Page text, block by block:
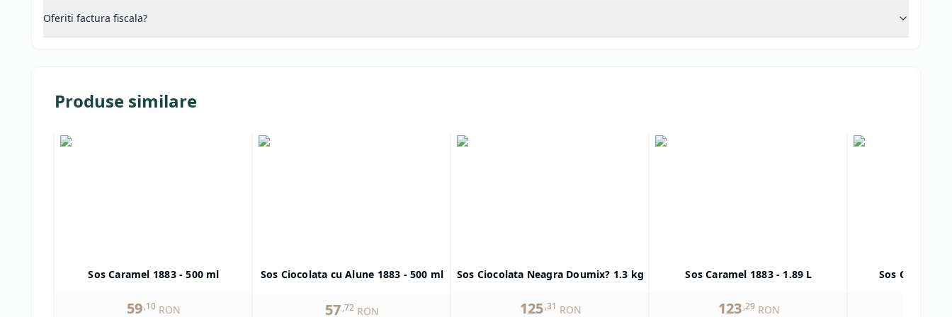
Oferiti factura fiscala?
Produse similare
Sos Caramel 1883 - 500 ml
59,10 RON
Sos Ciocolata cu Alune 1883 - 500 ml
57,72 RON
Sos Ciocolata Neagra Doumix? 1.3 kg
125 ,31 RON
Sos Caramel 1883 - 1.89 L
123 ,29 RON
Sos Ciocolata